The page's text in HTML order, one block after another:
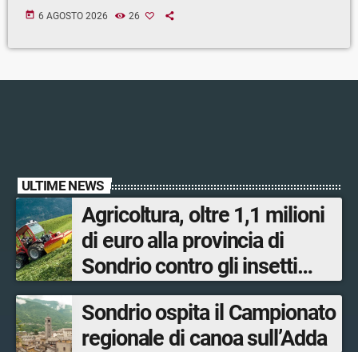
today 6 AGOSTO 2026 26
ULTIME NEWS
Agricoltura, oltre 1,1 milioni
di euro alla provincia di
Sondrio contro gli insetti
nocivi
Sondrio ospita il Campionato
regionale di canoa sull’Adda